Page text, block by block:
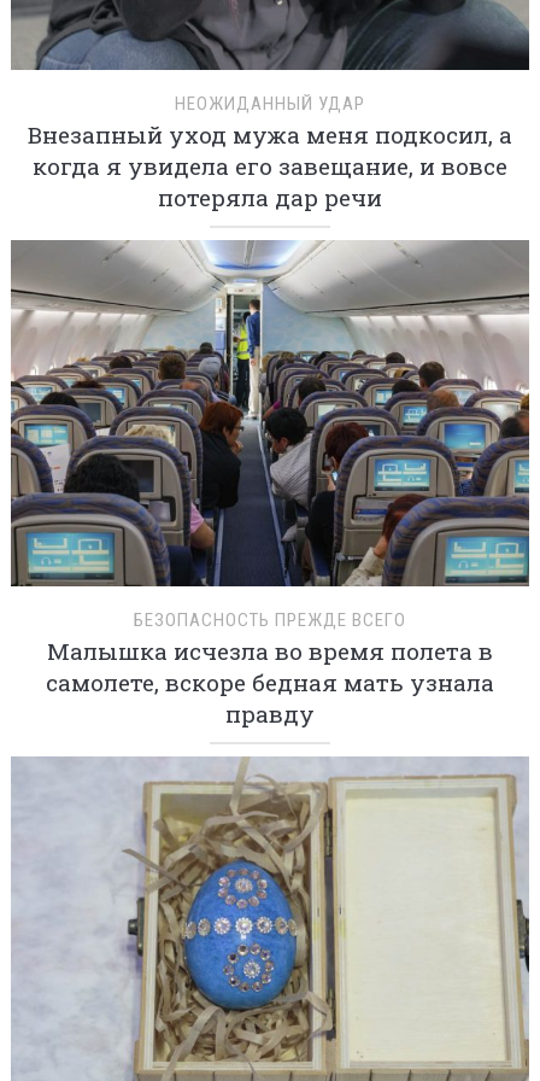
НЕОЖИДАННЫЙ УДАР
Внезапный уход мужа меня подкосил, а
когда я увидела его завещание, и вовсе
потеряла дар речи
БЕЗОПАСНОСТЬ ПРЕЖДЕ ВСЕГО
Малышка исчезла во время полета в
самолете, вскоре бедная мать узнала
правду